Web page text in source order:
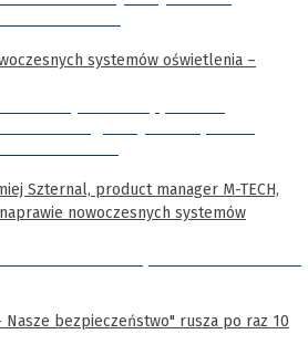
systemów oświetlenia –
Szternal, product manager M-TECH,
nowoczesnych systemów
Nasze bezpieczeństwo" rusza po raz 10